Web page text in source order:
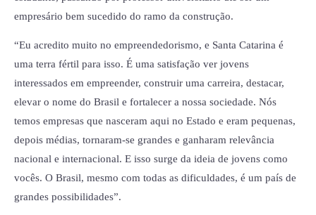
empresário bem sucedido do ramo da construção.
“Eu acredito muito no empreendedorismo, e Santa Catarina é
uma terra fértil para isso. É uma satisfação ver jovens
interessados em empreender, construir uma carreira, destacar,
elevar o nome do Brasil e fortalecer a nossa sociedade. Nós
temos empresas que nasceram aqui no Estado e eram pequenas,
depois médias, tornaram-se grandes e ganharam relevância
nacional e internacional. E isso surge da ideia de jovens como
vocês. O Brasil, mesmo com todas as dificuldades, é um país de
grandes possibilidades”.